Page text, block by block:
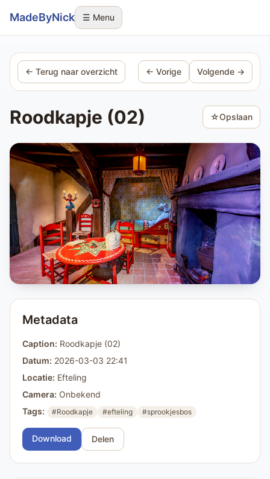
Sla navigatie over
MadeByNick ☰ Menu
← Terug naar overzicht ← Vorige Volgende →
Roodkapje (02) ☆Opslaan
Metadata
Caption: Roodkapje (02)
Datum: 2026-03-03 22:41
Locatie: Efteling
Camera: Onbekend
Tags:
#Roodkapje #efteling #sprookjesbos
Download Delen